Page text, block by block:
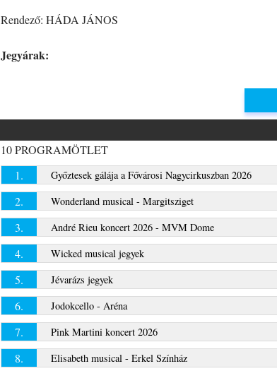
Rendező: HÁDA JÁNOS
Jegyárak:
10 PROGRAMÖTLET
1.
Győztesek gálája a Fővárosi Nagycirkuszban 2026
2. Wonderland musical - Margitsziget
3. André Rieu koncert 2026 - MVM Dome
4. Wicked musical jegyek
5. Jévarázs jegyek
6. Jodokcello - Aréna
7. Pink Martini koncert 2026
8. Elisabeth musical - Erkel Színház